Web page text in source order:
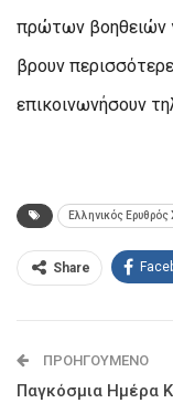
πρώτων βοηθειών
βρουν
επικοινωνήσουν
Ελληνικός Ερυθρός
Share
ΠΡΟΗΓΟΎΜΕΝΟ
Παγκόσμια Ημέρα